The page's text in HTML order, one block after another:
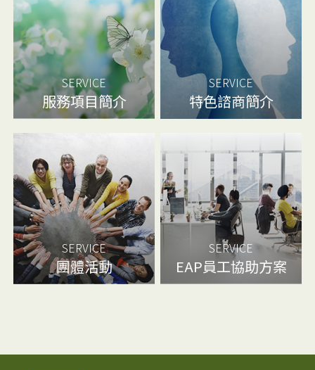
SERVICE
服務項目簡介
SERVICE
特色諮商簡介
SERVICE
團體活動
SERVICE
EAP員工協助方案